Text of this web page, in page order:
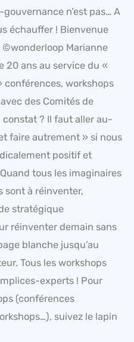
n’est pas… A
échauffer ! Bienvenue
Marianne
20 ans au service du «
workshops
des Comités de
constat ? Il faut aller au-
faire autrement » si nous
positif et
tous les imaginaires
sont à réinventer,
stratégique
réinventer demain sans
blanche jusqu’au
Tous les workshops
experts ! Pour
(conférences
suivez le lapin